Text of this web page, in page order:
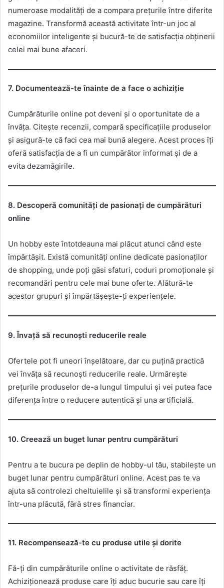
numeroase modalități de a compara prețurile între diferite
magazine. Transformă această activitate într-un joc al
economiilor inteligente și bucură-te de satisfacția obținerii
celei mai bune afaceri.
7. Documentează-te înainte de a face o achiziție
Cumpărăturile online pot deveni și o oportunitate de a
învăța. Citește recenzii, compară specificațiile produselor
și asigură-te că faci cea mai bună alegere. Acest proces îți
oferă satisfacția de a fi un cumpărător informat și de a
evita dezamăgirile.
8. Descoperă comunități de pasionați de cumpărături
online
Un hobby este întotdeauna mai plăcut atunci când este
împărtășit. Există comunități online dedicate pasionaților
de shopping, unde poți găsi sfaturi, coduri promoționale și
recomandări pentru cele mai bune oferte. Alătură-te
acestor grupuri și împărtășește-ți experiențele.
9. Învață să recunoști reducerile reale
Ofertele pot fi uneori înșelătoare, dar cu puțină practică
vei învăța să recunoști reducerile reale. Urmărește
prețurile produselor de-a lungul timpului și vei putea face
diferența între o reducere autentică și una artificială.
10. Creează un buget lunar pentru cumpărături
Pentru a te bucura pe deplin de hobby-ul tău, stabilește un
buget lunar pentru cumpărături online. Acest pas te va
ajuta să controlezi cheltuielile și să transformi experiența
într-una plăcută, fără stres financiar.
11. Recompensează-te cu produse utile și dorite
Fă-ți din cumpărăturile online o activitate de răsfăț.
Achiziționează produse care îți aduc bucurie sau care îți